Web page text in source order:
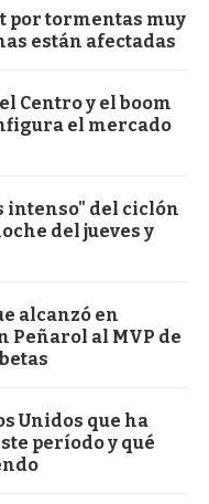
por tormentas muy
están afectadas
Centro y el boom
el mercado
intenso" del ciclón
del jueves y
alcanzó en
Peñarol al MVP de
Unidos que ha
período y qué